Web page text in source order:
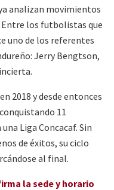
analizan movimientos
los futbolistas que
uno de los referentes
Jerry Bengtson,
2018 y desde entonces
11
Liga Concacaf. Sin
de éxitos, su ciclo
al final.
la sede y horario